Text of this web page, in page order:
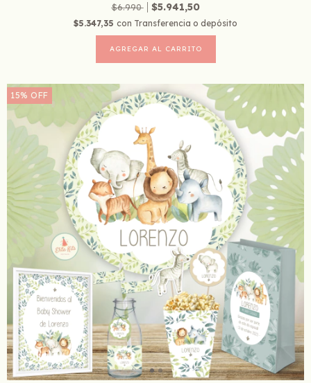
$6.990
$5.941,50
$5.347,35 con Transferencia o depósito
15% OFF